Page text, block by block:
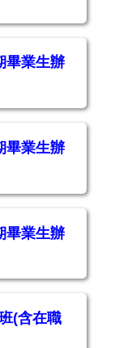
畢業生辦
畢業生辦
畢業生辦
(含在職